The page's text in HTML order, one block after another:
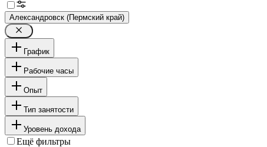
Александровск (Пермский край)
График
Рабочие часы
Опыт
Тип занятости
Уровень дохода
Ещё фильтры